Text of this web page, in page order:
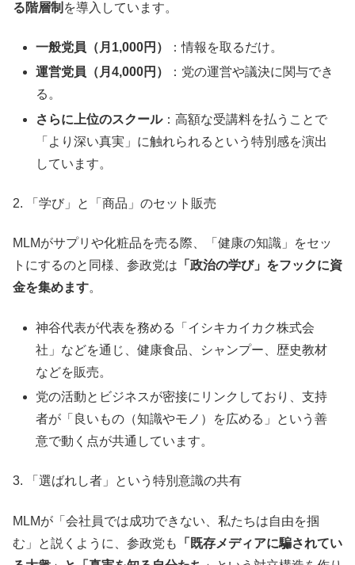
る階層制 を導入しています。
一般党員（月1,000円）
：情報を取るだけ。
運営党員（月4,000円）
：党の運営や議決に関与でき
る。
さらに上位のスクール：高額な受講料を払うことで
「より深い真実」に触れられるという特別感を演出
しています。
2. 「学び」と「商品」のセット販売
MLMがサプリや化粧品を売る際、「健康の知識」をセッ
トにするのと同様、参政党は 「政治の学び」をフックに資
金を集めます。
神谷代表が代表を務める「イシキカイカク株式会
社」などを通じ、健康食品、シャンプー、歴史教材
などを販売。
党の活動とビジネスが密接にリンクしており、支持
者が「良いもの（知識やモノ）を広める」という善
意で動く点が共通しています。
3. 「選ばれし者」という特別意識の共有
MLMが「会社員では成功できない、私たちは自由を掴
む」と説くように、参政党も
「既存メディアに騙されてい